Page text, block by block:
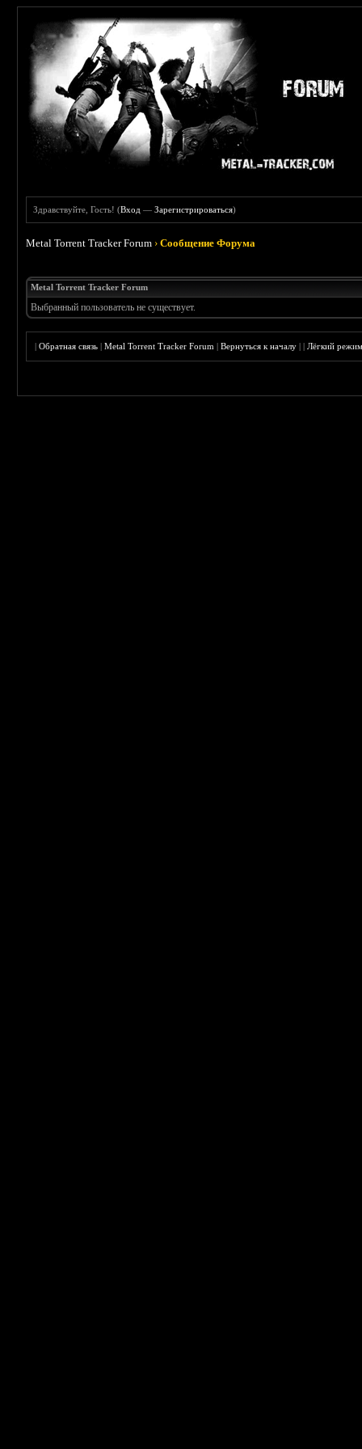
Здравствуйте, Гость! (Вход —Зарегистрироваться)
Metal Torrent Tracker Forum ›Сообщение Форума
Metal Torrent Tracker Forum
Выбранный пользователь не существует.
|Обратная связь |Metal Torrent Tracker Forum |Вернуться к началу ||Лёгкий